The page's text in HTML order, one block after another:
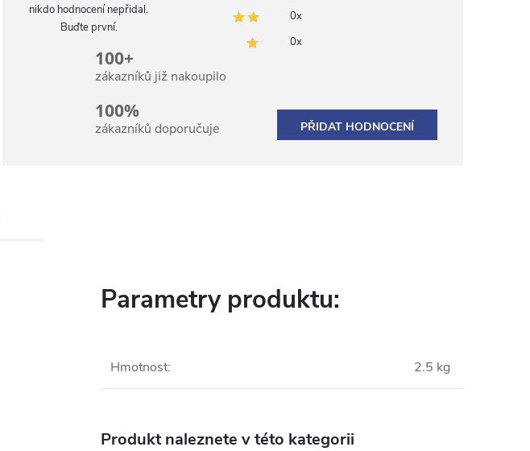
nikdo hodnocení nepřidal.
Buďte první.
0x
0x
100+
zákazníků již nakoupilo
100%
zákazníků doporučuje PŘIDAT HODNOCENÍ
Parametry produktu:
Hmotnost: 2.5 kg
Produkt naleznete v této kategorii